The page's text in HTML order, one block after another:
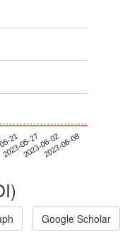
21
2023-05-272023-06-022023-06-08
Google Scholar